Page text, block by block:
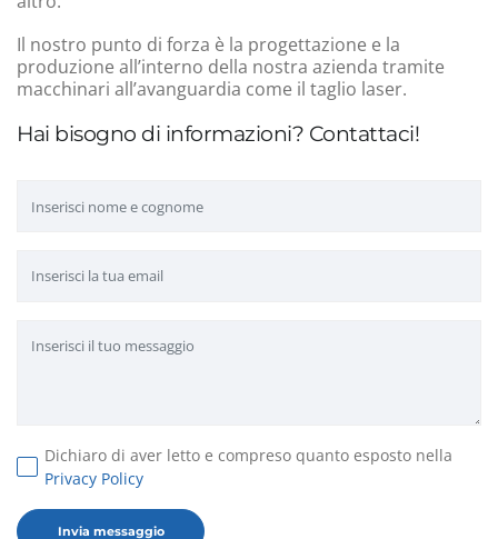
Hai bisogno di informazioni? Contattaci!
Dichiaro di aver letto e compreso quanto esposto nella
Privacy Policy
Il nostro punto di forza è la progettazione e la
produzione all’interno della nostra azienda tramite
macchinari all’avanguardia come il taglio laser.